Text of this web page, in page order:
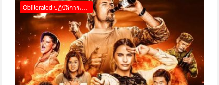
Obliterated ปฏิบัติการเมาระเบิด รีวิว Netflix